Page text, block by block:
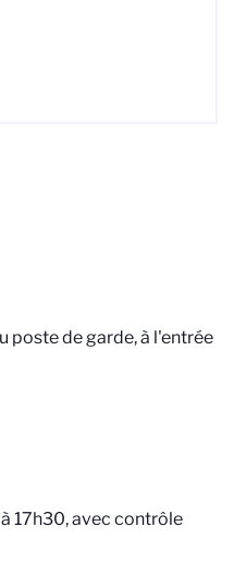
poste de garde, à l'entrée
17h30, avec contrôle